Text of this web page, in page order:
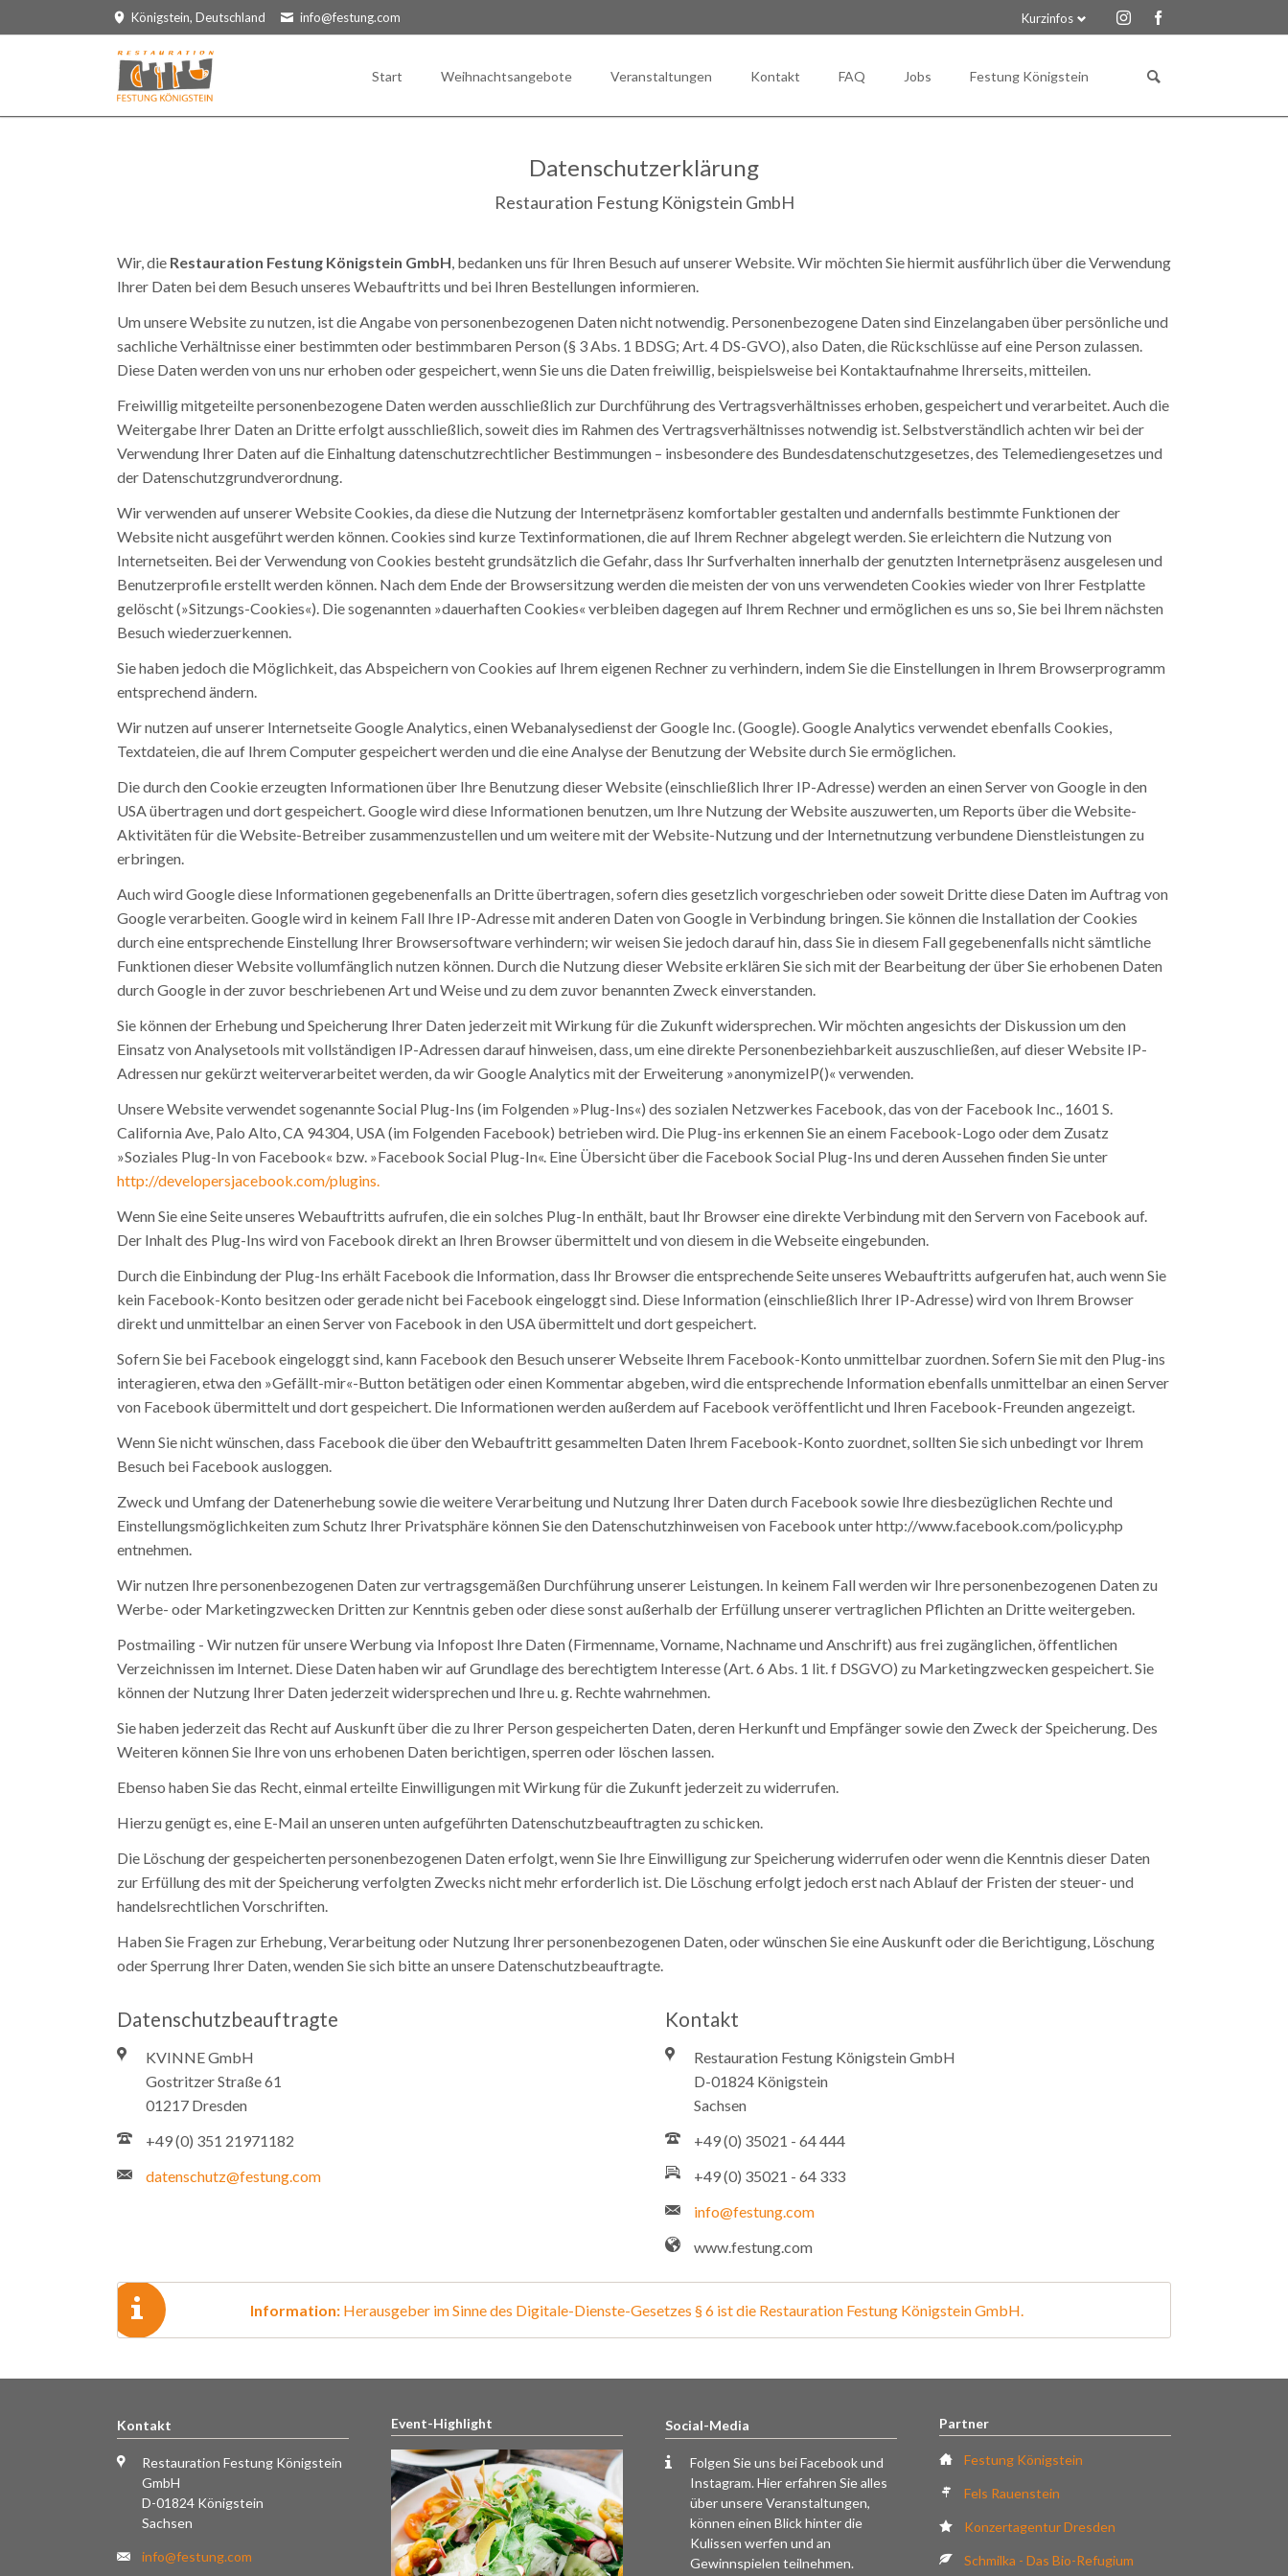
Königstein, Deutschland info@festung.com
Kurzinfos
überspringen
Start
Festungsbäckerei
Reise- & Busgruppen
Hochzeit & Familienfeiern
Weihnachtsangebote Veranstaltungen Kontakt FAQ Jobs Festung Königstein
Datenschutzerklärung
Restauration Festung Königstein GmbH
Wir, die Restauration Festung Königstein GmbH, bedanken uns für Ihren Besuch auf unserer Website. Wir möchten Sie hiermit ausführlich über die Verwendung
Ihrer Daten bei dem Besuch unseres Webauftritts und bei Ihren Bestellungen informieren.
Um unsere Website zu nutzen, ist die Angabe von personenbezogenen Daten nicht notwendig. Personenbezogene Daten sind Einzelangaben über persönliche und
sachliche Verhältnisse einer bestimmten oder bestimmbaren Person (§ 3 Abs. 1 BDSG; Art. 4 DS-GVO), also Daten, die Rückschlüsse auf eine Person zulassen.
Diese Daten werden von uns nur erhoben oder gespeichert, wenn Sie uns die Daten freiwillig, beispielsweise bei Kontaktaufnahme Ihrerseits, mitteilen.
Freiwillig mitgeteilte personenbezogene Daten werden ausschließlich zur Durchführung des Vertragsverhältnisses erhoben, gespeichert und verarbeitet. Auch die
Weitergabe Ihrer Daten an Dritte erfolgt ausschließlich, soweit dies im Rahmen des Vertragsverhältnisses notwendig ist. Selbstverständlich achten wir bei der
Verwendung Ihrer Daten auf die Einhaltung datenschutzrechtlicher Bestimmungen – insbesondere des Bundesdatenschutzgesetzes, des Telemediengesetzes und
der Datenschutzgrundverordnung.
Wir verwenden auf unserer Website Cookies, da diese die Nutzung der Internetpräsenz komfortabler gestalten und andernfalls bestimmte Funktionen der
Website nicht ausgeführt werden können. Cookies sind kurze Textinformationen, die auf Ihrem Rechner abgelegt werden. Sie erleichtern die Nutzung von
Internetseiten. Bei der Verwendung von Cookies besteht grundsätzlich die Gefahr, dass Ihr Surfverhalten innerhalb der genutzten Internetpräsenz ausgelesen und
Benutzerprofile erstellt werden können. Nach dem Ende der Browsersitzung werden die meisten der von uns verwendeten Cookies wieder von Ihrer Festplatte
gelöscht (»Sitzungs-Cookies«). Die sogenannten »dauerhaften Cookies« verbleiben dagegen auf Ihrem Rechner und ermöglichen es uns so, Sie bei Ihrem nächsten
Besuch wiederzuerkennen.
Sie haben jedoch die Möglichkeit, das Abspeichern von Cookies auf Ihrem eigenen Rechner zu verhindern, indem Sie die Einstellungen in Ihrem Browserprogramm
entsprechend ändern.
Wir nutzen auf unserer Internetseite Google Analytics, einen Webanalysedienst der Google Inc. (Google). Google Analytics verwendet ebenfalls Cookies,
Textdateien, die auf Ihrem Computer gespeichert werden und die eine Analyse der Benutzung der Website durch Sie ermöglichen.
Die durch den Cookie erzeugten Informationen über Ihre Benutzung dieser Website (einschließlich Ihrer IP-Adresse) werden an einen Server von Google in den
USA übertragen und dort gespeichert. Google wird diese Informationen benutzen, um Ihre Nutzung der Website auszuwerten, um Reports über die Website-
Aktivitäten für die Website-Betreiber zusammenzustellen und um weitere mit der Website-Nutzung und der Internetnutzung verbundene Dienstleistungen zu
erbringen.
Auch wird Google diese Informationen gegebenenfalls an Dritte übertragen, sofern dies gesetzlich vorgeschrieben oder soweit Dritte diese Daten im Auftrag von
Google verarbeiten. Google wird in keinem Fall Ihre IP-Adresse mit anderen Daten von Google in Verbindung bringen. Sie können die Installation der Cookies
durch eine entsprechende Einstellung Ihrer Browsersoftware verhindern; wir weisen Sie jedoch darauf hin, dass Sie in diesem Fall gegebenenfalls nicht sämtliche
Funktionen dieser Website vollumfänglich nutzen können. Durch die Nutzung dieser Website erklären Sie sich mit der Bearbeitung der über Sie erhobenen Daten
durch Google in der zuvor beschriebenen Art und Weise und zu dem zuvor benannten Zweck einverstanden.
Sie können der Erhebung und Speicherung Ihrer Daten jederzeit mit Wirkung für die Zukunft widersprechen. Wir möchten angesichts der Diskussion um den
Einsatz von Analysetools mit vollständigen IP-Adressen darauf hinweisen, dass, um eine direkte Personenbeziehbarkeit auszuschließen, auf dieser Website IP-
Adressen nur gekürzt weiterverarbeitet werden, da wir Google Analytics mit der Erweiterung »anonymizeIP()« verwenden.
Unsere Website verwendet sogenannte Social Plug-Ins (im Folgenden »Plug-Ins«) des sozialen Netzwerkes Facebook, das von der Facebook Inc., 1601 S.
California Ave, Palo Alto, CA 94304, USA (im Folgenden Facebook) betrieben wird. Die Plug-ins erkennen Sie an einem Facebook-Logo oder dem Zusatz
»Soziales Plug-In von Facebook« bzw. »Facebook Social Plug-In«. Eine Übersicht über die Facebook Social Plug-Ins und deren Aussehen finden Sie unter
http://developersjacebook.com/plugins.
Wenn Sie eine Seite unseres Webauftritts aufrufen, die ein solches Plug-In enthält, baut Ihr Browser eine direkte Verbindung mit den Servern von Facebook auf.
Der Inhalt des Plug-Ins wird von Facebook direkt an Ihren Browser übermittelt und von diesem in die Webseite eingebunden.
Durch die Einbindung der Plug-Ins erhält Facebook die Information, dass Ihr Browser die entsprechende Seite unseres Webauftritts aufgerufen hat, auch wenn Sie
kein Facebook-Konto besitzen oder gerade nicht bei Facebook eingeloggt sind. Diese Information (einschließlich Ihrer IP-Adresse) wird von Ihrem Browser
direkt und unmittelbar an einen Server von Facebook in den USA übermittelt und dort gespeichert.
Sofern Sie bei Facebook eingeloggt sind, kann Facebook den Besuch unserer Webseite Ihrem Facebook-Konto unmittelbar zuordnen. Sofern Sie mit den Plug-ins
interagieren, etwa den »Gefällt-mir«-Button betätigen oder einen Kommentar abgeben, wird die entsprechende Information ebenfalls unmittelbar an einen Server
von Facebook übermittelt und dort gespeichert. Die Informationen werden außerdem auf Facebook veröffentlicht und Ihren Facebook-Freunden angezeigt.
Wenn Sie nicht wünschen, dass Facebook die über den Webauftritt gesammelten Daten Ihrem Facebook-Konto zuordnet, sollten Sie sich unbedingt vor Ihrem
Besuch bei Facebook ausloggen.
Zweck und Umfang der Datenerhebung sowie die weitere Verarbeitung und Nutzung Ihrer Daten durch Facebook sowie Ihre diesbezüglichen Rechte und
Einstellungsmöglichkeiten zum Schutz Ihrer Privatsphäre können Sie den Datenschutzhinweisen von Facebook unter http://www.facebook.com/policy.php
entnehmen.
Wir nutzen Ihre personenbezogenen Daten zur vertragsgemäßen Durchführung unserer Leistungen. In keinem Fall werden wir Ihre personenbezogenen Daten zu
Werbe- oder Marketingzwecken Dritten zur Kenntnis geben oder diese sonst außerhalb der Erfüllung unserer vertraglichen Pflichten an Dritte weitergeben.
Postmailing - Wir nutzen für unsere Werbung via Infopost Ihre Daten (Firmenname, Vorname, Nachname und Anschrift) aus frei zugänglichen, öffentlichen
Verzeichnissen im Internet. Diese Daten haben wir auf Grundlage des berechtigtem Interesse (Art. 6 Abs. 1 lit. f DSGVO) zu Marketingzwecken gespeichert. Sie
können der Nutzung Ihrer Daten jederzeit widersprechen und Ihre u. g. Rechte wahrnehmen.
Sie haben jederzeit das Recht auf Auskunft über die zu Ihrer Person gespeicherten Daten, deren Herkunft und Empfänger sowie den Zweck der Speicherung. Des
Weiteren können Sie Ihre von uns erhobenen Daten berichtigen, sperren oder löschen lassen.
Ebenso haben Sie das Recht, einmal erteilte Einwilligungen mit Wirkung für die Zukunft jederzeit zu widerrufen.
Hierzu genügt es, eine E-Mail an unseren unten aufgeführten Datenschutzbeauftragten zu schicken.
Die Löschung der gespeicherten personenbezogenen Daten erfolgt, wenn Sie Ihre Einwilligung zur Speicherung widerrufen oder wenn die Kenntnis dieser Daten
zur Erfüllung des mit der Speicherung verfolgten Zwecks nicht mehr erforderlich ist. Die Löschung erfolgt jedoch erst nach Ablauf der Fristen der steuer- und
handelsrechtlichen Vorschriften.
Haben Sie Fragen zur Erhebung, Verarbeitung oder Nutzung Ihrer personenbezogenen Daten, oder wünschen Sie eine Auskunft oder die Berichtigung, Löschung
oder Sperrung Ihrer Daten, wenden Sie sich bitte an unsere Datenschutzbeauftragte.
Datenschutzbeauftragte
KVINNE GmbH
Gostritzer Straße 61
01217 Dresden
+49 (0) 351 21971182
datenschutz@festung.com
Kontakt
Restauration Festung Königstein GmbH
D-01824 Königstein
Sachsen
+49 (0) 35021 - 64 444
+49 (0) 35021 - 64 333
info@festung.com
www.festung.com
Information: Herausgeber im Sinne des Digitale-Dienste-Gesetzes § 6 ist die Restauration Festung Königstein GmbH.
Kontakt
Restauration Festung Königstein
GmbH
D-01824 Königstein
Sachsen
info@festung.com
Event-Highlight Social-Media
Folgen Sie uns bei Facebook und
Instagram. Hier erfahren Sie alles
über unsere Veranstaltungen,
können einen Blick hinter die
Kulissen werfen und an
Gewinnspielen teilnehmen.
Partner
Festung Königstein
Fels Rauenstein
Konzertagentur Dresden
Schmilka - Das Bio-Refugium